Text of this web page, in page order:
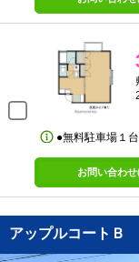
●無料駐車場１
お問い合わ
アップルコートＢ